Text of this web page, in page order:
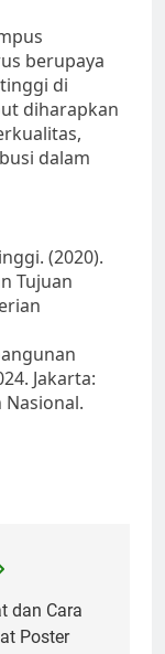
berupaya
di
diharapkan
dalam
(2020).
Tujuan
Jakarta:
Nasional.
dan Cara
Poster